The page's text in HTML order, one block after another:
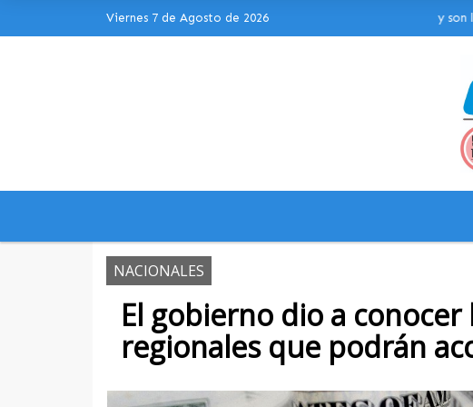
Viernes 7 de Agosto de 2026Hoy es Viernes 7 de Agosto de 2026 y son
NACIONALES
El gobierno dio a
regionales que podrán